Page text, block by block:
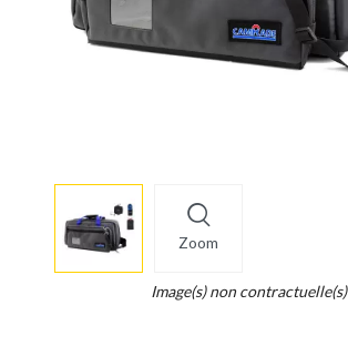
Zoom
info
Legend...
Image(s) non contractuelle(s)